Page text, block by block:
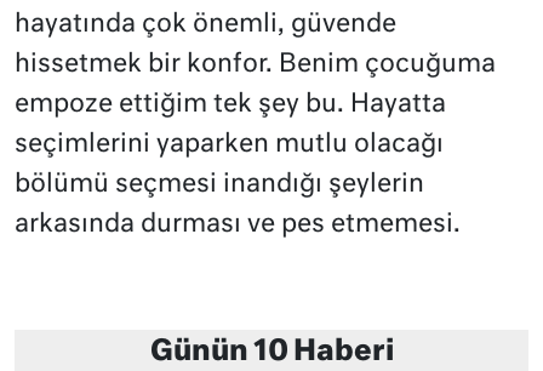
hayatında çok önemli, güvende
hissetmek bir konfor. Benim çocuğuma
empoze ettiğim tek şey bu. Hayatta
seçimlerini yaparken mutlu olacağı
bölümü seçmesi inandığı şeylerin
arkasında durması ve pes etmemesi.
Günün 10 Haberi